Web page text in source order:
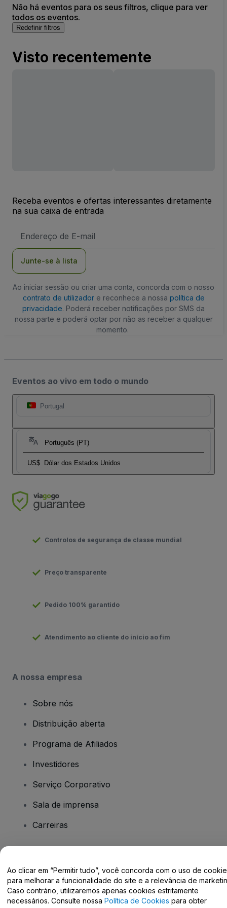
Não há eventos para os seus filtros, clique para ver
todos os eventos.
Redefinir filtros
Visto recentemente
Receba eventos e ofertas interessantes diretamente
na sua caixa de entrada
de
Junte-se à lista
Ao iniciar sessão ou criar uma conta, concorda com o nosso
contrato de utilizadore reconhece a nossa política de
privacidade. Poderá receber notificações por SMS da
nossa parte e poderá optar por não as receber a qualquer
momento.
Eventos ao vivo em todo o mundo
Portugal
Português (PT)
US$ Dólar dos Estados Unidos
Controlos de segurança de classe mundial
Preço transparente
Pedido 100% garantido
Atendimento ao cliente do início ao fim
A nossa empresa
Sobre nós
Distribuição aberta
Programa de Afiliados
Investidores
Serviço Corporativo
Sala de imprensa
Carreiras
Centro de Ajuda / Fale Conosco
Ao clicar em “Permitir tudo”, você concorda com o uso de
para melhorar a funcionalidade do site e a relevância de
Caso contrário, utilizaremos apenas cookies estritamente
necessários. Consulte nossa Política de Cookies para obter